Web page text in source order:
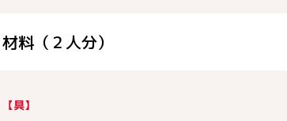
材料（２人分）
【具】